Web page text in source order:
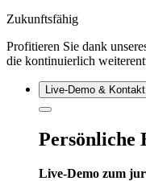
Zukunftsfähig
Profitieren Sie dank
die kontinuierlich
Live‑Demo & Kontakt
Persönliche
Live-Demo zum